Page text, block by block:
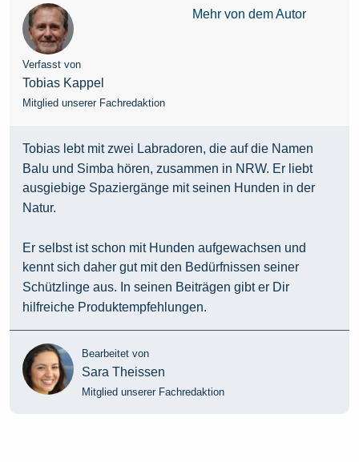
Verfasst von
Tobias Kappel
Mitglied unserer Fachredaktion
Mehr von dem Autor
Tobias lebt mit zwei Labradoren, die auf die Namen
Balu und Simba hören, zusammen in NRW. Er liebt
ausgiebige Spaziergänge mit seinen Hunden in der
Natur.
Er selbst ist schon mit Hunden aufgewachsen und
kennt sich daher gut mit den Bedürfnissen seiner
Schützlinge aus. In seinen Beiträgen gibt er Dir
hilfreiche Produktempfehlungen.
Bearbeitet von
Sara Theissen
Mitglied unserer Fachredaktion